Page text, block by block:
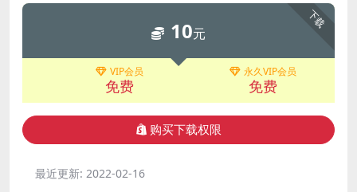
下载
10元
VIP会员
免费
永久VIP会员
免费
购买下载权限
最近更新: 2022-02-16